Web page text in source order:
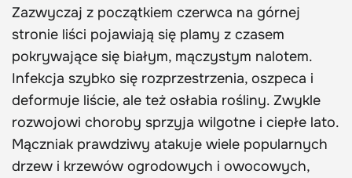
Zazwyczaj z początkiem czerwca na górnej
stronie liści pojawiają się plamy z czasem
pokrywające się białym, mączystym nalotem.
Infekcja szybko się rozprzestrzenia, oszpeca i
deformuje liście, ale też osłabia rośliny. Zwykle
rozwojowi choroby sprzyja wilgotne i ciepłe lato.
Mączniak prawdziwy atakuje wiele popularnych
drzew i krzewów ogrodowych i owocowych,